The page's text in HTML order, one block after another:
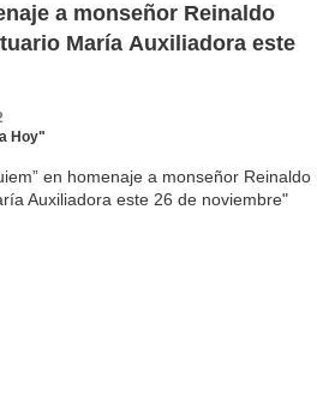
a monseñor Reinaldo
María Auxiliadora este
Hoy"